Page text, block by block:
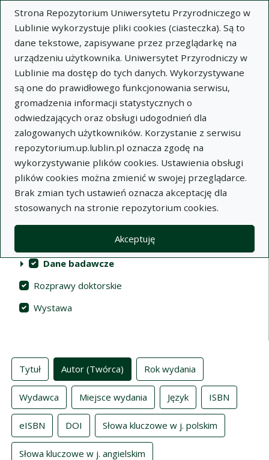
Strona Repozytorium Uniwersytetu Przyrodniczego w
Lublinie wykorzystuje pliki cookies (ciasteczka). Są to
dane tekstowe, zapisywane przez przeglądarkę na
urządzeniu użytkownika. Uniwersytet Przyrodniczy w
Lublinie ma dostęp do tych danych. Wykorzystywane
są one do prawidłowego funkcjonowania serwisu,
gromadzenia informacji statystycznych o
odwiedzających oraz obsługi udogodnień dla
zalogowanych użytkowników. Korzystanie z serwisu
repozytorium.up.lublin.pl oznacza zgodę na
wykorzystywanie plików cookies. Ustawienia obsługi
plików cookies można zmienić w swojej przeglądarce.
Brak zmian tych ustawień oznacza akceptację dla
stosowanych na stronie repozytorium cookies.
Akceptuję
Repozytorium Uniwersytetu
Przyrodniczego w Lublinie
Indeksy
Akcje na kolekcjach Wyczyść Zaznacz wszystko
Kolekcje(automatyczne przeładowanie treści)
Publikacje naukowe
Materiały audiowizualne
Dane badawcze
Rozprawy doktorskie
Wystawa
Indeksy
Tytuł Autor (Twórca) Rok wydania
Wydawca Miejsce wydania Język ISBN
eISBN DOI Słowa kluczowe w j. polskim
Słowa kluczowe w j. angielskim